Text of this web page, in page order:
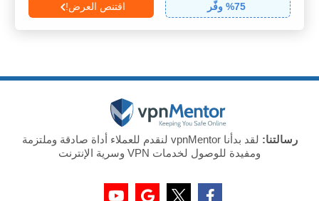
75% وفّر اقتنص العرض!
رسالتنا:
لقد بدأنا vpnMentor لنقدم للعملاء أداة صادقة وملتزمة
ومفيدة للوصول لخدمات VPN وسرية الإنترنت